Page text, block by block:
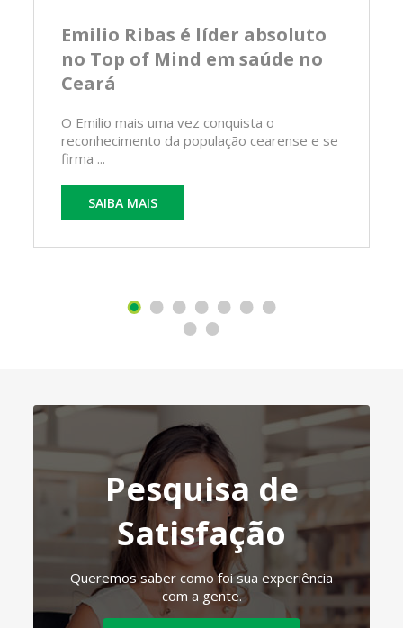
Emilio Ribas é líder absoluto
no Top of Mind em saúde no
Ceará
O Emilio mais uma vez conquista o
reconhecimento da população cearense e se
firma ...
SAIBA MAIS
Pesquisa de
Satisfação
Queremos saber como foi sua experiência
com a gente.